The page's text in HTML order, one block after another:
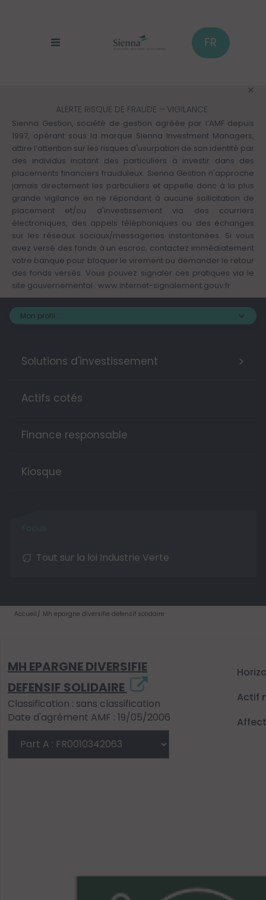
FR
ALERTE RISQUE DE FRAUDE – VIGILANCE
Sienna Gestion, société de gestion agréée par l’AMF depuis
1997, opérant sous la marque Sienna Investment Managers,
attire l’attention sur les risques d'usurpation de son identité par
des individus incitant des particuliers à investir dans des
placements financiers frauduleux. Sienna Gestion n'approche
jamais directement les particuliers et appelle donc à la plus
grande vigilance en ne répondant à aucune sollicitation de
placement et/ou d'investissement via des courriers
électroniques, des appels téléphoniques ou des échanges
sur les réseaux sociaux/messageries instantanées. Si vous
avez versé des fonds à un escroc, contactez immédiatement
votre banque pour bloquer le virement ou demander le retour
des fonds versés. Vous pouvez signaler ces pratiques via le
site gouvernemental : www.internet-signalement.gouv.fr
Mon profil :
Solutions d'investissement >
Actifs cotés
Finance responsable
Kiosque
Tout sur la loi Industrie Verte
Accueil Mh epargne diversifie defensif solidaire
MH EPARGNE DIVERSIFIE
DEFENSIF SOLIDAIRE
Classification : sans classification
Date d'agrément AMF : 19/05/2006
Actif